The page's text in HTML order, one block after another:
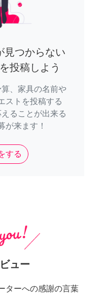
見つからない
投稿しよう
、家具の名前や
ストを投稿する
ることが出来る
が来ます！
する
ュー
ターへの感謝の言葉